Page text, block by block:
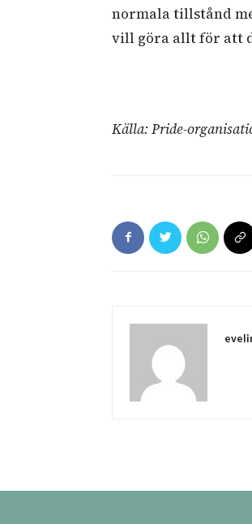
normala tillstånd
vill göra allt för att
Källa: Pride-